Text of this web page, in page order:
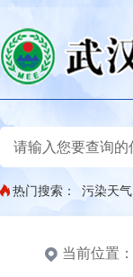
热门搜索： 污染天气
当前位置：